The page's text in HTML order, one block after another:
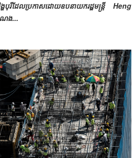
រីដែលប្រកាសដោយឧបនាយករដ្ឋមន្ត្រី Heng
ណង...